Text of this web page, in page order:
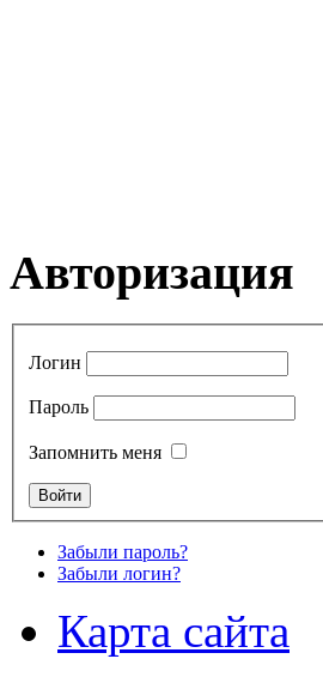
Авторизация
Логин
Пароль
Запомнить меня
Забыли пароль?
Забыли логин?
Карта сайта